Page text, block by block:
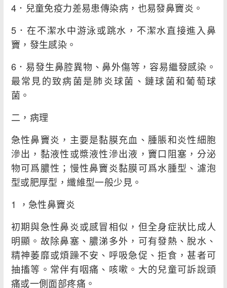
4．兒童免疫力差易患傳染病，也易發鼻竇炎。
5．在不潔水中游泳或跳水，不潔水直接進入鼻
竇，發生感染。
6．易發生鼻腔異物、鼻外傷等，容易繼發感染。
最常見的致病菌是肺炎球菌、鏈球菌和葡萄球
菌。
二，病理
急性鼻竇炎，主要是黏膜充血、腫脹和炎性細胞
滲出，黏液性或槳液性滲出液，竇口阻塞，分泌
物可爲膿性；慢性鼻竇炎黏膜可爲水腫型、濾泡
型或肥厚型，纖維型一般少見。
1 ，急性鼻竇炎
初期與急性鼻炎或感冒相似，但全身症狀比成人
明顯。故除鼻塞、膿涕多外，可有發熱、脫水、
精神萎靡或煩躁不安、呼吸急促、拒食，甚者可
抽搐等。常伴有咽痛、咳嗽。大的兒童可訴說頭
痛或一側面部疼痛。